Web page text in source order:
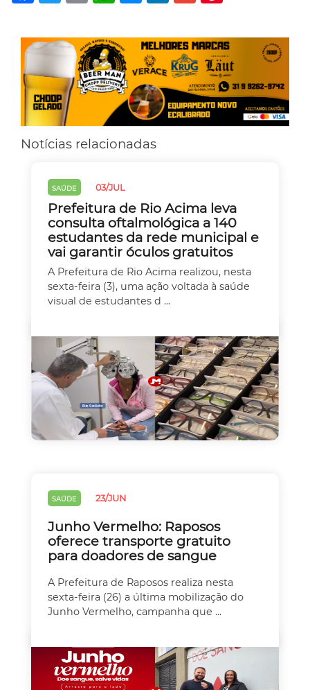
Notícias relacionadas
SAÚDE 03/JUL
Prefeitura de Rio Acima leva
consulta oftalmológica a 140
estudantes da rede municipal e
vai garantir óculos gratuitos
A Prefeitura de Rio Acima realizou, nesta
sexta-feira (3), uma ação voltada à saúde
visual de estudantes d ...
SAÚDE 23/JUN
Junho Vermelho: Raposos
oferece transporte gratuito
para doadores de sangue
A Prefeitura de Raposos realiza nesta
sexta-feira (26) a última mobilização do
Junho Vermelho, campanha que ...